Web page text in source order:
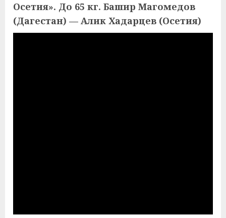
Осетия». До 65 кг. Башир Магомедов
(Дагестан) — Алик Хадарцев (Осетия)